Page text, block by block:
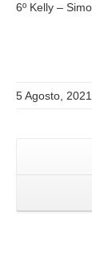
6º Kelly –
5 Agosto, 2021